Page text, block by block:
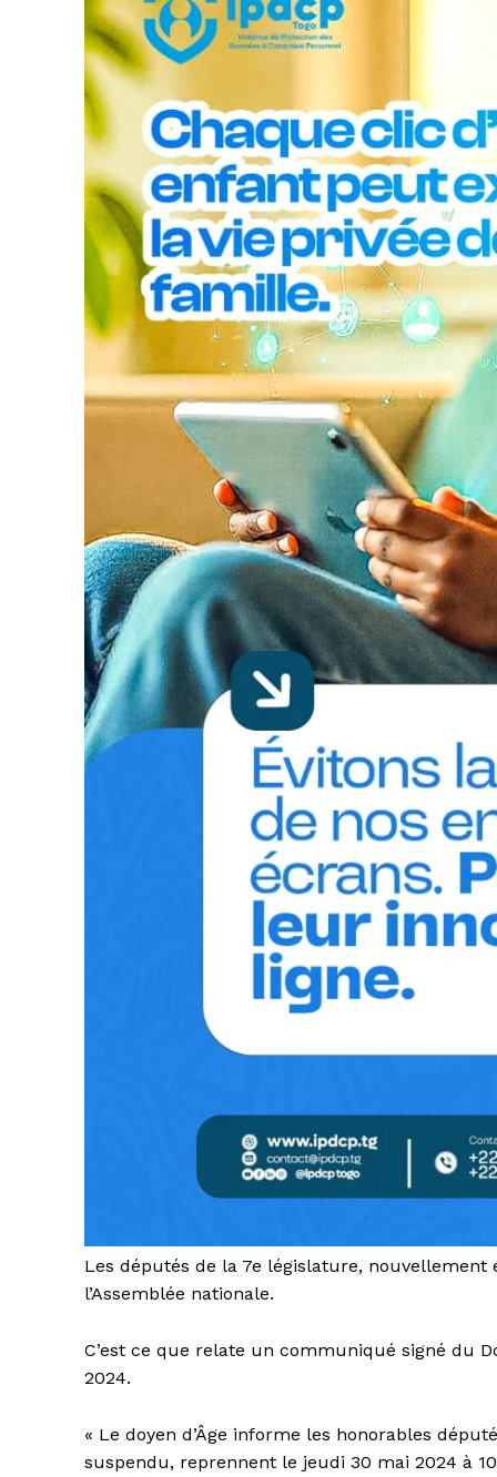
Les députés de la 7e législature,
l’Assemblée nationale.
C’est ce que relate un communiqué signé du
2024.
« Le doyen d’Âge informe les honorables
suspendu, reprennent le jeudi 30 mai 2024 à